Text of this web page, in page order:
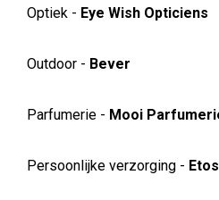
Optiek - Eye Wish Opticiens
Outdoor - Bever
Parfumerie - Mooi
Persoonlijke verzorging - Etos